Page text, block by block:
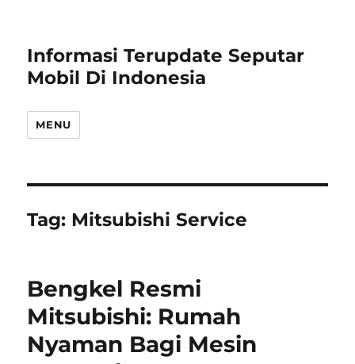
Informasi Terupdate Seputar
Mobil Di Indonesia
MENU
Tag: Mitsubishi Service
Bengkel Resmi
Mitsubishi: Rumah
Nyaman Bagi Mesin